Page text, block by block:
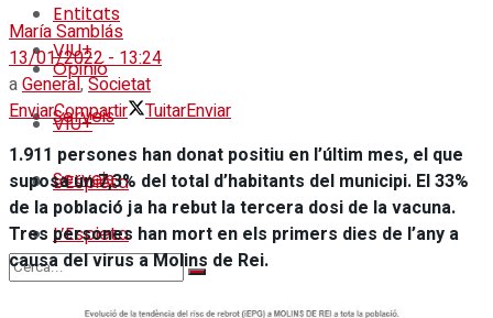
VIU+
Serveis
L’Espieta
Entitats
Opinió
VIU+
Serveis
L’Espieta
María Samblás
13/01/2022 - 13:24
aGeneral,Societat
EnviarCompartir TuitarEnviar
1.911 persones han donat positiu en l’últim mes, el que
suposa un 7,3% del total d’habitants del municipi. El 33%
de la població ja ha rebut la tercera dosi de la vacuna.
Tres persones han mort en els primers dies de l’any a
causa del virus a Molins de Rei.